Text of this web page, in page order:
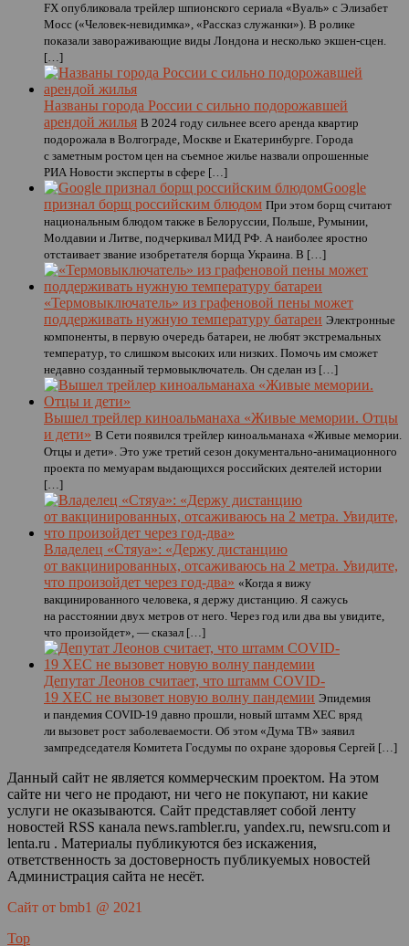
FX опубликовала трейлер шпионского сериала «Вуаль» с Элизабет
Мосс («Человек-невидимка», «Рассказ служанки»). В ролике
показали завораживающие виды Лондона и несколько экшен-сцен.
[…]
Названы города России с сильно подорожавшей
арендой жилья В 2024 году сильнее всего аренда квартир
подорожала в Волгограде, Москве и Екатеринбурге. Города
с заметным ростом цен на съемное жилье назвали опрошенные
РИА Новости эксперты в сфере […]
Google
признал борщ российским блюдом При этом борщ считают
национальным блюдом также в Белоруссии, Польше, Румынии,
Молдавии и Литве, подчеркивал МИД РФ. А наиболее яростно
отстаивает звание изобретателя борща Украина. В […]
«Термовыключатель» из графеновой пены может
поддерживать нужную температуру батареи Электронные
компоненты, в первую очередь батареи, не любят экстремальных
температур, то слишком высоких или низких. Помочь им сможет
недавно созданный термовыключатель. Он сделан из […]
Вышел трейлер киноальманаха «Живые мемории. Отцы
и дети» В Сети появился трейлер киноальманаха «Живые мемории.
Отцы и дети». Это уже третий сезон документально-анимационного
проекта по мемуарам выдающихся российских деятелей истории
[…]
Владелец «Стяуа»: «Держу дистанцию
от вакцинированных, отсаживаюсь на 2 метра. Увидите,
что произойдет через год-два» «Когда я вижу
вакцинированного человека, я держу дистанцию. Я сажусь
на расстоянии двух метров от него. Через год или два вы увидите,
что произойдет», — сказал […]
Депутат Леонов считает, что штамм COVID-
19 XEC не вызовет новую волну пандемии Эпидемия
и пандемия COVID-19 давно прошли, новый штамм XEC вряд
ли вызовет рост заболеваемости. Об этом «Дума ТВ» заявил
зампредседателя Комитета Госдумы по охране здоровья Сергей […]
Данный сайт не является коммерческим проектом. На этом
сайте ни чего не продают, ни чего не покупают, ни какие
услуги не оказываются. Сайт представляет собой ленту
новостей RSS канала news.rambler.ru, yandex.ru, newsru.com и
lenta.ru . Материалы публикуются без искажения,
ответственность за достоверность публикуемых новостей
Администрация сайта не несёт.
Сайт от bmb1 @ 2021
Top